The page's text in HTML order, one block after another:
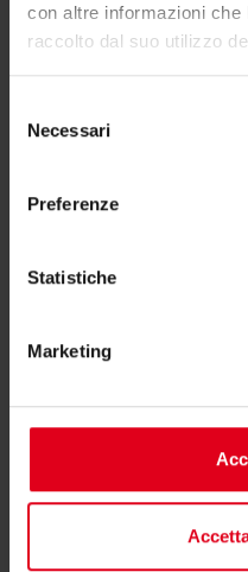
con altre informazioni che
raccolto dal suo utilizzo
delNecessari
Preferenze
Statistiche
Marketing
Hai bisogno di
consulente tecnico o
Trova il consulente
Potrebbero